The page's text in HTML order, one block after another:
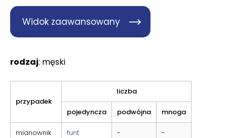
Widok zaawansowany
rodzaj: męski
przypadek
liczba
pojedyncza podwójna mnoga
mianownik funt - -